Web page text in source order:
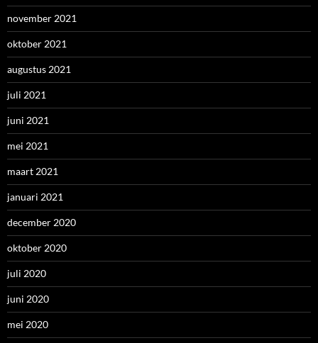
november 2021
oktober 2021
augustus 2021
juli 2021
juni 2021
mei 2021
maart 2021
januari 2021
december 2020
oktober 2020
juli 2020
juni 2020
mei 2020